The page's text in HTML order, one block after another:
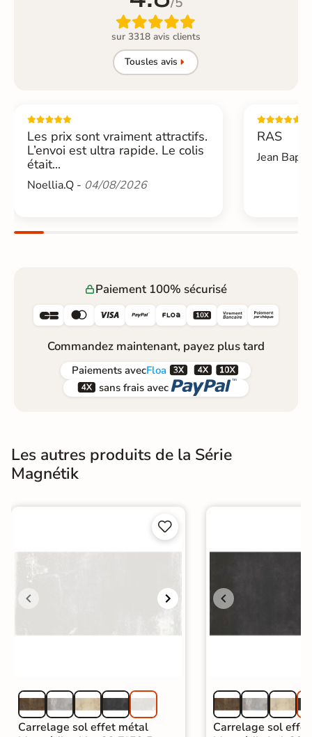

sur 3318 avis clients
Tousles avis
Les prix sont vraiment attractifs.
L’envoi est ultra rapide. Le colis
était...
Noellia.Q - 04/08/2026
RAS
Jean
Paiement 100% sécurisé
     
Commandez maintenant, payez plus tard
Paiements avecFloa  
 sans frais avec 
Les autres produits de la Série
Magnétik


Carrelage sol effet métal
Carrelage sol